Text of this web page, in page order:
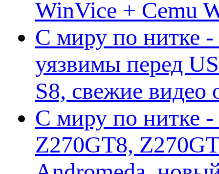
WinVice + Cemu
С миру по нитке
уязвимы перед
S8, свежие
С миру по нитке -
Z270GT8,